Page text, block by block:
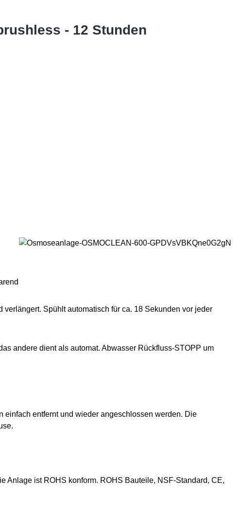
- 12 Stunden
Spühlt automatisch für ca. 18 Sekunden vor jeder
andere dient als automat. Abwasser Rückfluss-STOPP um
einfach entfernt und wieder angeschlossen werden. Die
Anlage ist ROHS konform. ROHS Bauteile, NSF-Standard, CE,